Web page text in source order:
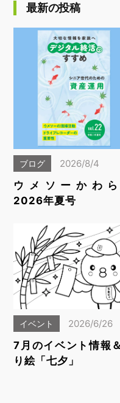
最新の投稿
ブログ 2026/8/4
ウメソーかわ
2026年夏号
イベント 2026/6/26
7月のイベント情報
り絵「七夕」